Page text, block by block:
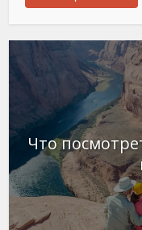
Что